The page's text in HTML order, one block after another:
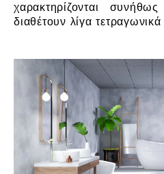
χαρακτηρίζονται
διαθέτουν λίγα